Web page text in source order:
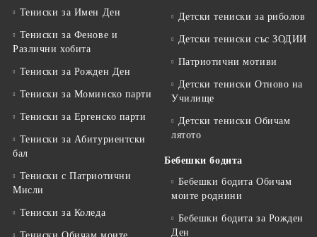
Тениски за Имен Ден
Тениски за Фенове и
Различни хобита
Тениски за Рожден Ден
Тениски за Mоминско парти
Тениски за Eргенско парти
Тениски за Aбитуриентски
бал
Тениски с Патриотични
Мисли
Тениски за Коледа
Детски тениски за риболов
Детски тениски със ЗОДИИ
Патриотични мотиви
Детски тениски Отново на
Училище
Детски тениски Обичам
лятото
Бебешки бодита
Бебешки бодита Обичам
моите роднини
Бебешки бодита за Рожден
Ден